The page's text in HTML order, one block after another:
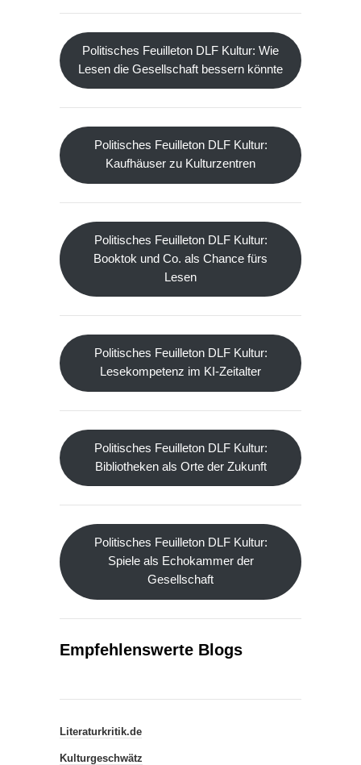
Politisches Feuilleton DLF Kultur: Wie
Lesen die Gesellschaft bessern könnte
Politisches Feuilleton DLF Kultur:
Kaufhäuser zu Kulturzentren
Politisches Feuilleton DLF Kultur:
Booktok und Co. als Chance fürs
Lesen
Politisches Feuilleton DLF Kultur:
Lesekompetenz im KI-Zeitalter
Politisches Feuilleton DLF Kultur:
Bibliotheken als Orte der Zukunft
Politisches Feuilleton DLF Kultur:
Spiele als Echokammer der
Gesellschaft
Empfehlenswerte Blogs
Literaturkritik.de
Kulturgeschwätz